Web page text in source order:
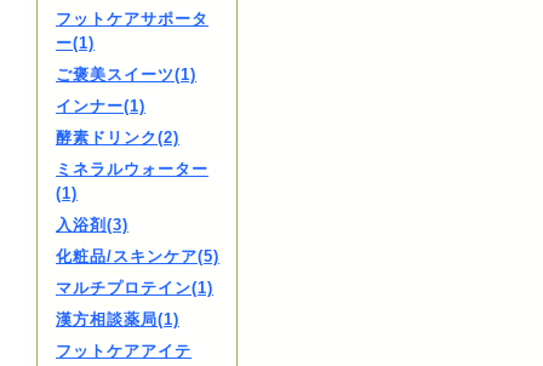
フットケアサポータ
ー(1)
ご褒美スイーツ(1)
インナー(1)
酵素ドリンク(2)
ミネラルウォーター
(1)
入浴剤(3)
化粧品/スキンケア(5)
マルチプロテイン(1)
漢方相談薬局(1)
フットケアアイテ